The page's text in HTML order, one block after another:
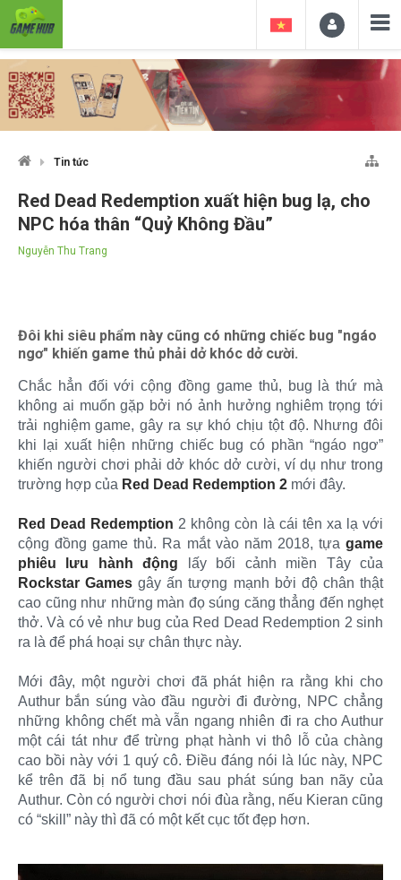
Tin tức
Red Dead Redemption xuất hiện bug lạ, cho
NPC hóa thân “Quỷ Không Đầu”
Nguyễn Thu Trang
Đôi khi siêu phẩm này cũng có những chiếc bug "ngáo
ngơ" khiến game thủ phải dở khóc dở cười.
Chắc hẳn đối với cộng đồng game thủ, bug là thứ mà
không ai muốn gặp bởi nó ảnh hưởng nghiêm trọng tới
trải nghiệm game, gây ra sự khó chịu tột độ. Nhưng đôi
khi lại xuất hiện những chiếc bug có phần “ngáo ngơ”
khiến người chơi phải dở khóc dở cười, ví dụ như trong
trường hợp của Red Dead Redemption 2 mới đây.
Red Dead Redemption 2 không còn là cái tên xa lạ với
cộng đồng game thủ. Ra mắt vào năm 2018, tựa game
phiêu lưu hành động lấy bối cảnh miền Tây của
Rockstar Games gây ấn tượng mạnh bởi độ chân thật
cao cũng như những màn đọ súng căng thẳng đến nghẹt
thở. Và có vẻ như bug của Red Dead Redemption 2 sinh
ra là để phá hoại sự chân thực này.
Mới đây, một người chơi đã phát hiện ra rằng khi cho
Authur bắn súng vào đầu người đi đường, NPC chẳng
những không chết mà vẫn ngang nhiên đi ra cho Authur
một cái tát như để trừng phạt hành vi thô lỗ của chàng
cao bồi này với 1 quý cô. Điều đáng nói là lúc này, NPC
kể trên đã bị nổ tung đầu sau phát súng ban nãy của
Authur. Còn có người chơi nói đùa rằng, nếu Kieran cũng
có “skill” này thì đã có một kết cục tốt đẹp hơn.